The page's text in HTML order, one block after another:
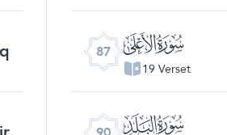
87 ﰄ
19 Verset
ﰇ